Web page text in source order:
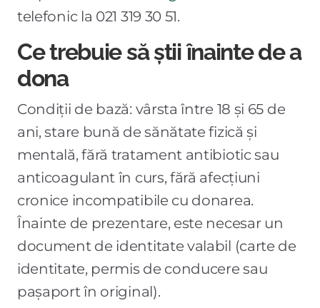
telefonic la 021 319 30 51.
Ce trebuie să știi înainte de a
dona
Condiții de bază: vârsta între 18 și 65 de
ani, stare bună de sănătate fizică și
mentală, fără tratament antibiotic sau
anticoagulant în curs, fără afecțiuni
cronice incompatibile cu donarea.
Înainte de prezentare, este necesar un
document de identitate valabil (carte de
identitate, permis de conducere sau
pașaport în original).